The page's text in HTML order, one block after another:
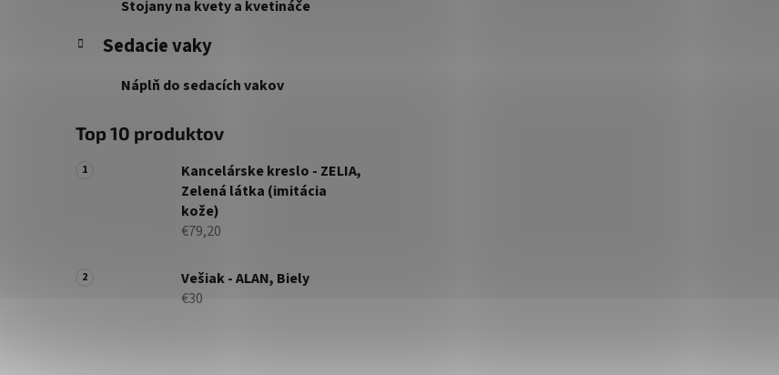
Stojany na kvety a kvetináče
Sedacie vaky
Náplň do sedacích vakov
Top 10 produktov
Kancelárske kreslo - ZELIA,
Zelená látka (imitácia
kože)
€79,20
Vešiak - ALAN, Biely
€30